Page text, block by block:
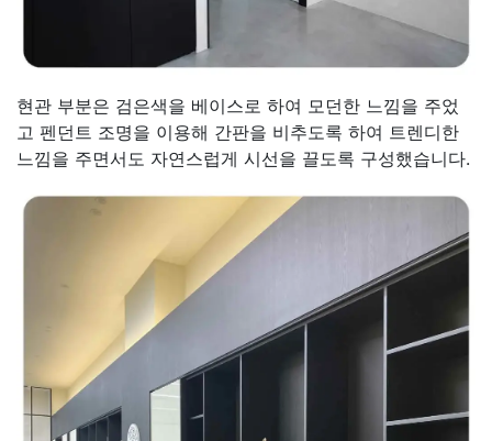
현관 부분은 검은색을 베이스로 하여 모던한 느낌을 주었
고 펜던트 조명을 이용해 간판을 비추도록 하여 트렌디한
느낌을 주면서도 자연스럽게 시선을 끌도록 구성했습니다.